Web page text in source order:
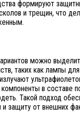
формируют
и трещин, что
можно
таких как лампы
в составе
Такой подход
защиту от внешних